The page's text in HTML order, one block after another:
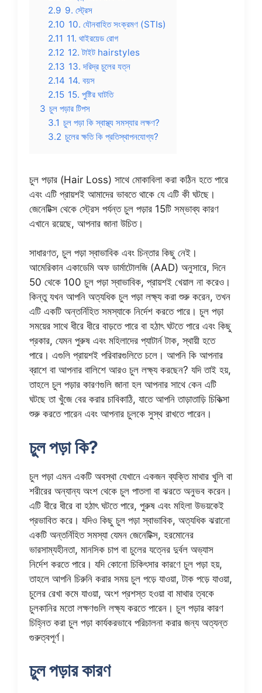
2.9 9. স্ট্রেস
2.10 10. যৌনবাহিত সংক্রমণ (STIs)
2.11 11. থাইরয়েড রোগ
2.12 12. টাইট hairstyles
2.13 13. দরিদ্র চুলের যত্ন
2.14 14. বয়স
2.15 15. পুষ্টির ঘাটতি
3 চুল পড়ার টিপস
3.1 চুল পড়া কি স্বাস্থ্য সমস্যার লক্ষণ?
3.2 চুলের ক্ষতি কি প্রতিস্থাপনযোগ্য?
চুল পড়ার (Hair Loss) সাথে মোকাবিলা করা কঠিন হতে পারে
এবং এটি প্রায়শই আমাদের ভাবতে থাকে যে এটি কী ঘটছে।
জেনেটিক্স থেকে স্ট্রেস পর্যন্ত চুল পড়ার 15টি সম্ভাব্য কারণ
এখানে রয়েছে, আপনার জানা উচিত।
সাধারণত, চুল পড়া স্বাভাবিক এবং চিন্তার কিছু নেই।
আমেরিকান একাডেমি অফ ডার্মাটোলজি (AAD) অনুসারে, দিনে
50 থেকে 100 চুল পড়া স্বাভাবিক, প্রায়শই খেয়াল না করেও।
কিন্তু যখন আপনি অত্যধিক চুল পড়া লক্ষ্য করা শুরু করেন, তখন
এটি একটি অন্তর্নিহিত সমস্যাকে নির্দেশ করতে পারে। চুল পড়া
সময়ের সাথে ধীরে ধীরে বাড়তে পারে বা হঠাৎ ঘটতে পারে এবং কিছু
প্রকার, যেমন পুরুষ এবং মহিলাদের প্যাটার্ন টাক, স্থায়ী হতে
পারে। এগুলি প্রায়শই পরিবারগুলিতে চলে। আপনি কি আপনার
ব্রাশে বা আপনার বালিশে আরও চুল লক্ষ্য করছেন? যদি তাই হয়,
তাহলে চুল পড়ার কারণগুলি জানা হল আপনার সাথে কেন এটি
ঘটছে তা খুঁজে বের করার চাবিকাঠি, যাতে আপনি তাড়াতাড়ি চিকিত্সা
শুরু করতে পারেন এবং আপনার চুলকে সুস্থ রাখতে পারেন।
চুল পড়া কি?
চুল পড়া এমন একটি অবস্থা যেখানে একজন ব্যক্তি মাথার খুলি বা
শরীরের অন্যান্য অংশ থেকে চুল পাতলা বা ঝরতে অনুভব করেন।
এটি ধীরে ধীরে বা হঠাৎ ঘটতে পারে, পুরুষ এবং মহিলা উভয়কেই
প্রভাবিত করে। যদিও কিছু চুল পড়া স্বাভাবিক, অত্যধিক ঝরানো
একটি অন্তর্নিহিত সমস্যা যেমন জেনেটিক্স, হরমোনের
ভারসাম্যহীনতা, মানসিক চাপ বা চুলের যত্নের দুর্বল অভ্যাস
নির্দেশ করতে পারে। যদি কোনো চিকিৎসার কারণে চুল পড়া হয়,
তাহলে আপনি চিরুনি করার সময় চুল পড়ে যাওয়া, টাক পড়ে যাওয়া,
চুলের রেখা কমে যাওয়া, অংশ প্রশস্ত হওয়া বা মাথার ত্বকে
চুলকানির মতো লক্ষণগুলি লক্ষ্য করতে পারেন। চুল পড়ার কারণ
চিহ্নিত করা চুল পড়া কার্যকরভাবে পরিচালনা করার জন্য অত্যন্ত
গুরুত্বপূর্ণ।
চুল পড়ার কারণ